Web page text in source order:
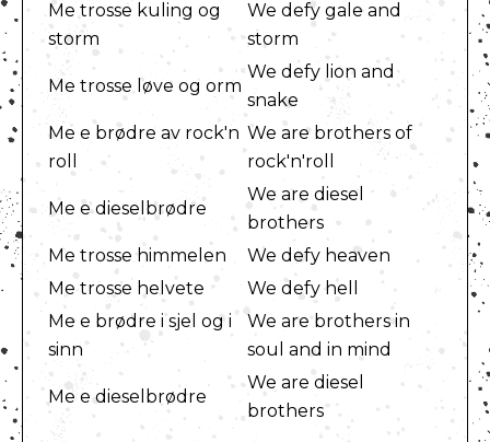
Me trosse kuling og
storm
We defy gale and
storm
Me trosse løve og orm
We defy lion and
snake
Me e brødre av rock'n
roll
We are brothers of
rock'n'roll
Me e dieselbrødre
We are diesel
brothers
Me trosse himmelen
We defy heaven
Me trosse helvete
We defy hell
Me e brødre i sjel og i
sinn
We are brothers in
soul and in mind
Me e dieselbrødre
We are diesel
brothers